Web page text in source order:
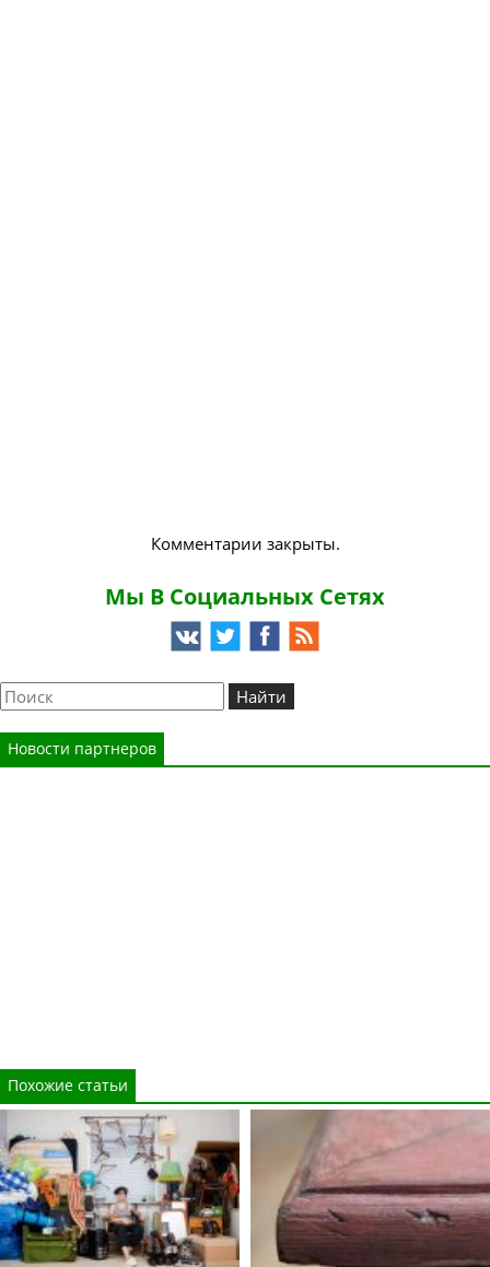
Комментарии закрыты.
Мы В Социальных Сетях
Новости партнеров
Похожие статьи